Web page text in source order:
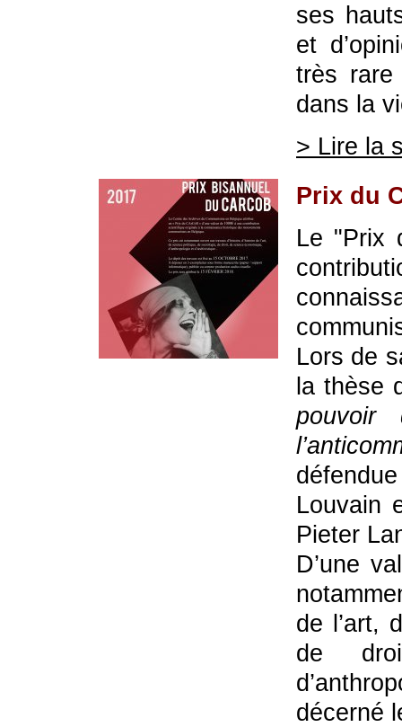
ses
et
très
dans la
> Lire la
Prix du
Le "Prix
Lors de
la thèse
Louvain
Pieter
D’une
de l’art,
de
décerné